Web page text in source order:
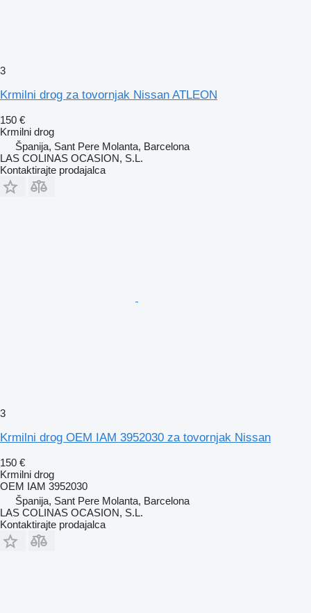
3
Krmilni drog za tovornjak Nissan ATLEON
150 €
Krmilni drog
Španija, Sant Pere Molanta, Barcelona
LAS COLINAS OCASION, S.L.
Kontaktirajte prodajalca
3
Krmilni drog OEM IAM 3952030 za tovornjak Nissan
150 €
Krmilni drog
OEM IAM 3952030
Španija, Sant Pere Molanta, Barcelona
LAS COLINAS OCASION, S.L.
Kontaktirajte prodajalca